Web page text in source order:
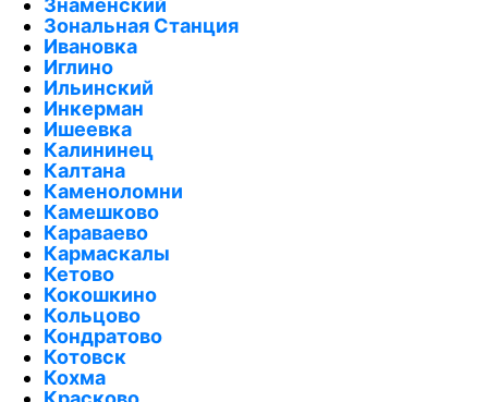
Зональная Станция
Ивановка
Иглино
Ильинский
Инкерман
Ишеевка
Калининец
Калтана
Каменоломни
Камешково
Караваево
Кармаскалы
Кетово
Кокошкино
Кольцово
Кондратово
Котовск
Кохма